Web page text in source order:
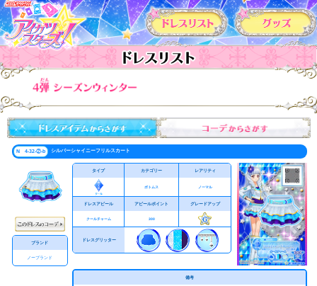
カードリスト
N 4-32-②-b シルバーシャイニーフリルスカート
ブランド
ノーブランド
タイプ カテゴリー レアリティ
ボトムス ノーマル
ドレスアピール アピールポイント グレードアップ
クールチャーム 300
ドレスグリッター
備考